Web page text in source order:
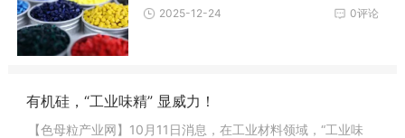
0评论
2025-12-24
有机硅，“工业味精” 显威力！
【色母粒产业网】10月11日消息，在工业材料领域，“工业味